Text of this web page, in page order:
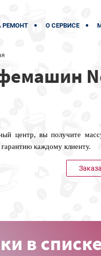
РЕМОНТ О СЕРВИСЕ
центр, вы получите
каждому клиенту.
в